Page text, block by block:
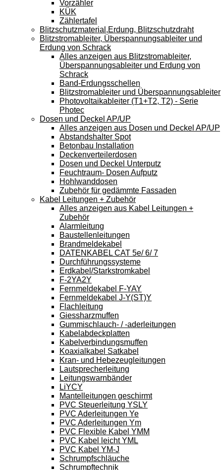
Vorzähler
KÜK
Zählertafel
Blitzschutzmaterial,Erdung, Blitzschutzdraht
Blitzstromableiter, Überspannungsableiter und
Erdung von Schrack
Alles anzeigen aus Blitzstromableiter,
Überspannungsableiter und Erdung von
Schrack
Band-Erdungsschellen
Blitzstromableiter und Überspannungsableiter
Photovoltaikableiter (T1+T2, T2) - Serie
Photec
Dosen und Deckel AP/UP
Alles anzeigen aus Dosen und Deckel AP/UP
Abstandshalter Spot
Betonbau Installation
Deckenverteilerdosen
Dosen und Deckel Unterputz
Feuchtraum- Dosen Aufputz
Hohlwanddosen
Zubehör für gedämmte Fassaden
Kabel Leitungen + Zubehör
Alles anzeigen aus Kabel Leitungen +
Zubehör
Alarmleitung
Baustellenleitungen
Brandmeldekabel
DATENKABEL CAT 5e/ 6/ 7
Durchführungssysteme
Erdkabel/Starkstromkabel
F-2YA2Y
Fernmeldekabel F-YAY
Fernmeldekabel J-Y(ST)Y
Flachleitung
Giessharzmuffen
Gummischlauch- / -aderleitungen
Kabelabdeckplatten
Kabelverbindungsmuffen
Koaxialkabel Satkabel
Kran- und Hebezeugleitungen
Lautsprecherleitung
Leitungswarnbänder
LiYCY
Mantelleitungen geschirmt
PVC Steuerleitung YSLY
PVC Aderleitungen Ye
PVC Aderleitungen Ym
PVC Flexible Kabel YMM
PVC Kabel leicht YML
PVC Kabel YM-J
Schrumpfschläuche
Schrumpftechnik